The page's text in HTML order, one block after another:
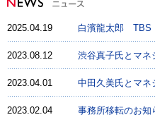
2025.04.19 白濱龍太郎 TBS
2023.08.12 渋谷真子氏とマネ
2023.04.01 中田久美氏とマネ
2023.02.04 事務所移転のお知